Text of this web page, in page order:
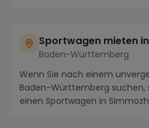
Sportwagen mieten
Baden-Württemberg
Wenn Sie nach einem
Baden-Württemberg suchen,
einen Sportwagen in